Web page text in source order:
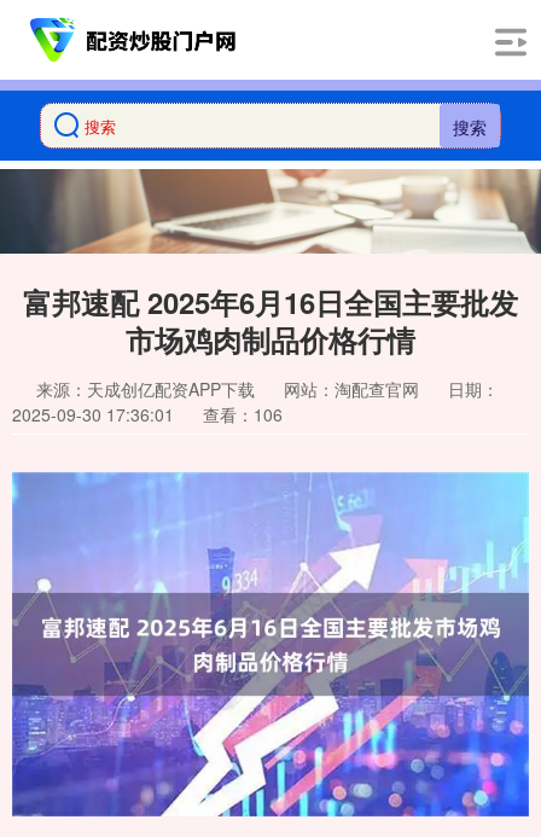
搜索
富邦速配 2025年6月16日全国主要批发
市场鸡肉制品价格行情
来源：天成创亿配资APP下载 网站：淘配查官网
日期：
2025-09-30 17:36:01
查看：106